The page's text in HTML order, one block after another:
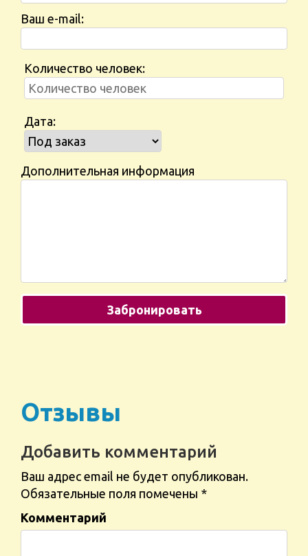
Ваш e-mail:
Количество человек:
Дата:
Дополнительная информация
Отзывы
Добавить комментарий
Ваш адрес email не будет опубликован.
Обязательные поля помечены *
Комментарий